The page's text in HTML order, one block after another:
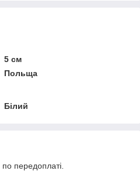
5 см
Польща
Білий
по передоплаті.